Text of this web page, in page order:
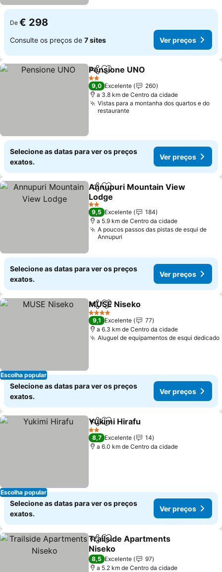
De € 298
Consulte os preços de 7 sites Ver preços
PartilharAdicionar aos favoritos
Pensione UNO
2 Estrelas
9,0 Excelente
260
a 3.8 km de Centro da cidade
Vistas para a montanha dos quartos e do
restaurante
Selecione as datas para ver os preços
exatos.
Ver preços
PartilharAdicionar aos favoritos
Annupuri Mountain View
Lodge
Ver preços
2 Estrelas
9,5 Excelente
184
a 5.9 km de Centro da cidade
A poucos passos das pistas de esqui de
Annupuri
Selecione as datas para ver os preços
exatos.
Ver preços
Escolha popular
PartilharAdicionar aos favoritos
MUSE Niseko
4 Estrelas
9,1 Excelente
77
a 6.3 km de Centro da cidade
Aluguel de equipamentos de esqui dedicado
Selecione as datas para ver os preços
exatos.
Ver preços
Escolha popular
PartilharAdicionar aos favoritos
Yukimi Hirafu
2 Estrelas
8,7 Excelente
14
a 6.0 km de Centro da cidade
Selecione as datas para ver os preços
exatos.
Ver preços
PartilharAdicionar aos favoritos
Trailside Apartments
Niseko
Ver preços
8,5 Excelente
97
a 5.2 km de Centro da cidade